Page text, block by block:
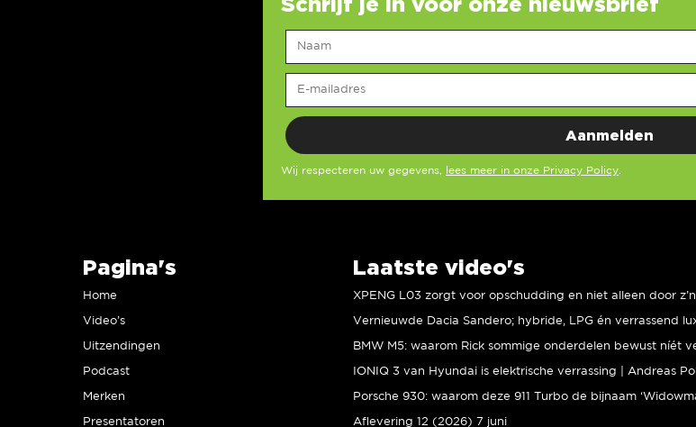
Wij respecteren uw gegevens, lees meer in onze Privacy Policy
Pagina's
Home
Video’s
Uitzendingen
Podcast
Merken
Presentatoren
Laatste video's
IONIQ 3 van Hyundai is elektrische verrassing | Andreas Pol
Aflevering 12 (2026) 7 juni